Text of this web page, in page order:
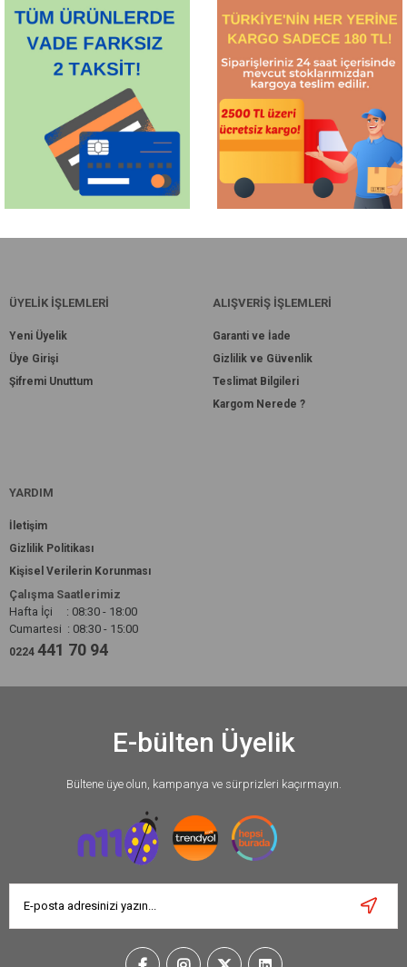
ÜYELİK İŞLEMLERİ
Yeni Üyelik
Üye Girişi
Şifremi Unuttum
ALIŞVERİŞ İŞLEMLERİ
Garanti ve İade
Gizlilik ve Güvenlik
Teslimat Bilgileri
Kargom Nerede ?
YARDIM
İletişim
Gizlilik Politikası
Kişisel Verilerin Korunması
Çalışma Saatlerimiz
Hafta İçi : 08:30 - 18:00
Cumartesi : 08:30 - 15:00
0224 441 70 94
E-bülten Üyelik
Bültene üye olun, kampanya ve sürprizleri kaçırmayın.